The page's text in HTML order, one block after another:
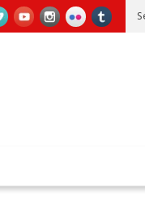
මරණයකින් කෙළවර වෙයි